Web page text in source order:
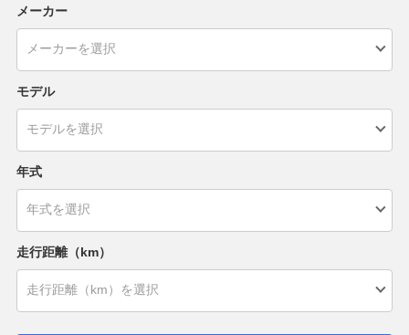
メーカー
モデル
年式
走行距離（km）